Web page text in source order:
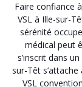
Faire confiance
VSL à Ille-sur-
sérénité
médical peut
s’inscrit dans
sur-Têt
VSL